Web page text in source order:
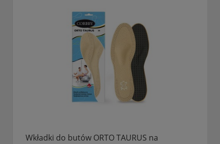
Wkładki do butów ORTO TAURUS na